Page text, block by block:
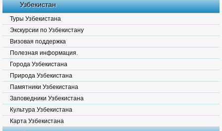
Узбекистан
Туры Узбекистана
Экскурсии по Узбекистану
Визовая поддержка
Полезная информация.
Города Узбекистана
Природа Узбекистана
Памятники Узбекистана
Заповедники Узбекистана
Культура Узбекистана
Карта Узбекистана